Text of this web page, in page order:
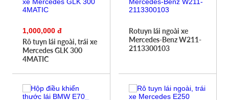
1,000,000 đ
Rô tuyn lái ngoài, trái xe
Mercedes GLK 300
4MATIC
Rotuyn lái ngoài xe
Mercedes-Benz W211-
2113300103